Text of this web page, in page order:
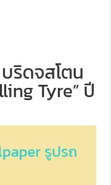
ริดจสโตน
Tyre” ปี
รูปรถ